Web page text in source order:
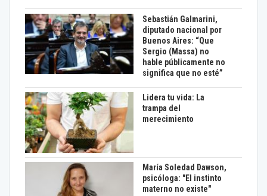
Sebastián Galmarini,
diputado nacional por
Buenos Aires: “Que
Sergio (Massa) no
hable públicamente no
significa que no esté”
Lidera tu vida: La
trampa del
merecimiento
María Soledad Dawson,
psicóloga: "El instinto
materno no existe"